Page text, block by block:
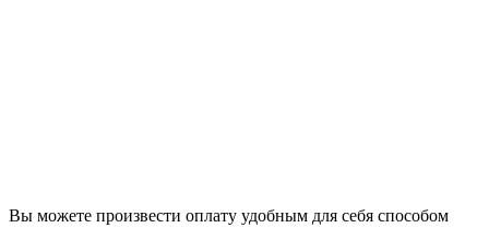
Вы можете произвести оплату удобным для себя способом